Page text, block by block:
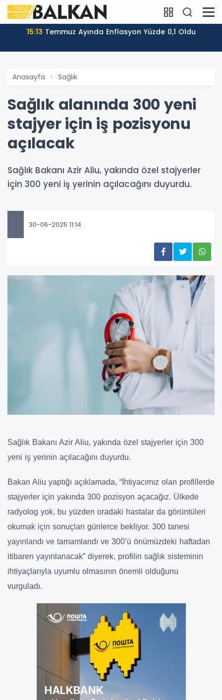
15:13 Temmuz Ayında Enflasyon Yüzde 0,1 Oldu
Anasayfa Sağlık
Sağlık alanında 300 yeni
stajyer için iş pozisyonu
açılacak
Sağlık Bakanı Azir Aliu, yakında özel stajyerler
için 300 yeni iş yerinin açılacağını duyurdu.
30-06-2025 11:14
Sağlık Bakanı Azir Aliu, yakında özel stajyerler için 300
yeni iş yerinin açılacağını duyurdu.
Bakan Aliu yaptığı açıklamada, “İhtiyacımız olan profillerde
stajyerler için yakında 300 pozisyon açacağız. Ülkede
radyolog yok, bu yüzden oradaki hastalar da görüntüleri
okumak için sonuçları günlerce bekliyor. 300 tanesi
yayınlandı ve tamamlandı ve 300’ü önümüzdeki haftadan
itibaren yayınlanacak” diyerek, profilin sağlık sisteminin
ihtiyaçlarıyla uyumlu olmasının önemli olduğunu
vurguladı.